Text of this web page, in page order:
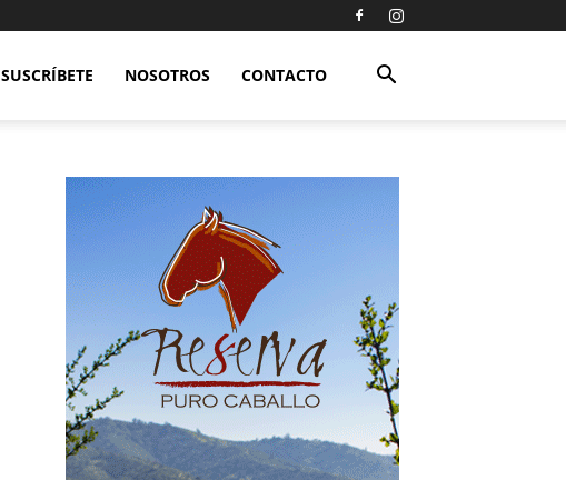
SUSCRÍBETE NOSOTROS CONTACTO